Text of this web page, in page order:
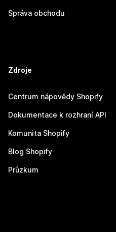
Správa obchodu
Zdroje
Centrum nápovědy Shopify
Dokumentace k rozhraní API
Komunita Shopify
Blog Shopify
Průzkum